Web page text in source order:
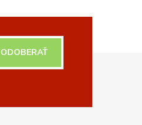
ODOBERAŤ